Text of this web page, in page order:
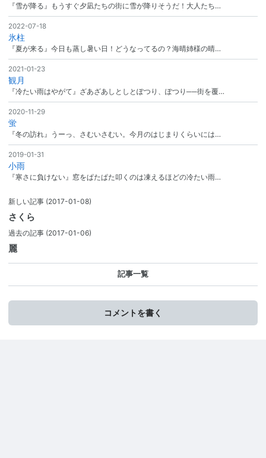
『雪が降る』もうすぐ夕凪たちの街に雪が降りそうだ！大人たち…
2022-07-18
氷柱
『夏が来る』今日も蒸し暑い日！どうなってるの？海晴姉様の晴…
2021-01-23
観月
『冷たい雨はやがて』ざあざあしとしとぽつり、ぽつり──街を覆…
2020-11-29
蛍
『冬の訪れ』うーっ、さむいさむい。今月のはじまりくらいには…
2019-01-31
小雨
『寒さに負けない』窓をぱたぱた叩くのは凍えるほどの冷たい雨…
新しい記事 (2017-01-08)
さくら
過去の記事 (2017-01-06)
麗
記事一覧
コメントを書く